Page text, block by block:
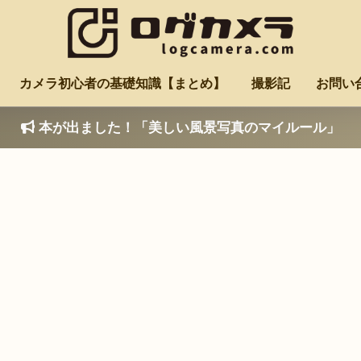
カメラ初心者の基礎知識【まとめ】 撮影記 お問い
本が出ました！「美しい風景写真のマイルール」